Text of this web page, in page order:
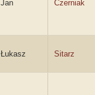
Jan Czerniak
Łukasz Sitarz